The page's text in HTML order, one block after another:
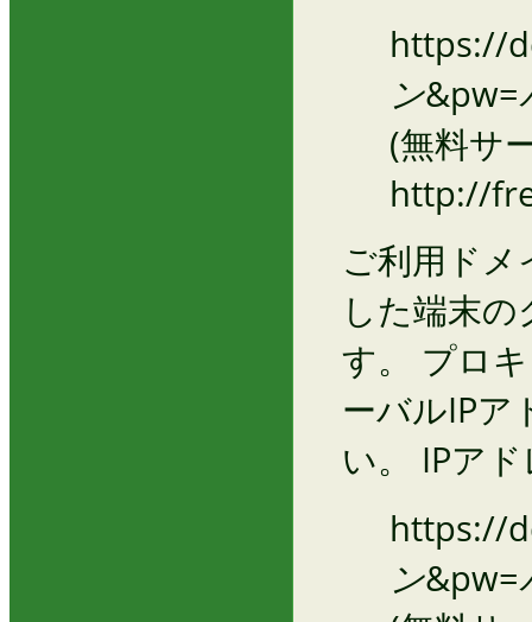
https://
ン&pw=
(無料サ
http://
ご利用ド
した端末
す。 プロ
ーバルIPア
い。 IPア
https://
ン&pw=